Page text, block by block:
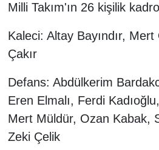
Milli Takım'ın 26 kişilik
Kaleci: Altay Bayındır,
Çakır
Defans: Abdülkerim
Eren Elmalı, Ferdi
Mert Müldür, Ozan Kabak,
Zeki Çelik